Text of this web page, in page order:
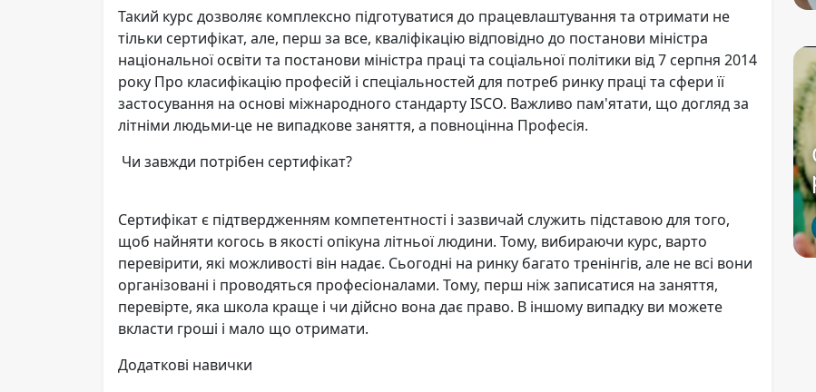
Такий курс дозволяє комплексно підготуватися до працевлаштування та отримати не
тільки сертифікат, але, перш за все, кваліфікацію відповідно до постанови міністра
національної освіти та постанови міністра праці та соціальної політики від 7 серпня 2014
року Про класифікацію професій і спеціальностей для потреб ринку праці та сфери її
застосування на основі міжнародного стандарту ISCO. Важливо пам'ятати, що догляд за
літніми людьми-це не випадкове заняття, а повноцінна Професія.
Чи завжди потрібен сертифікат?
Сертифікат є підтвердженням компетентності і зазвичай служить підставою для того,
щоб найняти когось в якості опікуна літньої людини. Тому, вибираючи курс, варто
перевірити, які можливості він надає. Сьогодні на ринку багато тренінгів, але не всі вони
організовані і проводяться професіоналами. Тому, перш ніж записатися на заняття,
перевірте, яка школа краще і чи дійсно вона дає право. В іншому випадку ви можете
вкласти гроші і мало що отримати.
Додаткові навички